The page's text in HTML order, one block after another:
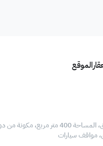
الموقع
مواقف سيارات